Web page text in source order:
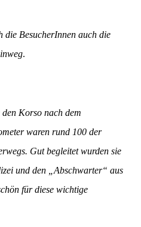
die BesucherInnen auch die
.
Korso nach dem
waren rund 100 der
Gut begleitet wurden sie
und den „Abschwarter“ aus
für diese wichtige